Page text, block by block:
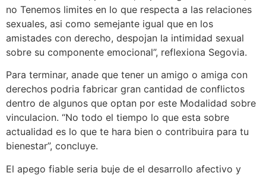
no Tenemos limites en lo que respecta a las relaciones
sexuales, asi­ como semejante igual que en los
amistades con derecho, despojan la intimidad sexual
sobre su componente emocional”, reflexiona Segovia.
Para terminar, anade que tener un amigo o amiga con
derechos podria fabricar gran cantidad de conflictos
dentro de algunos que optan por este Modalidad sobre
vinculacion. “No todo el tiempo lo que esta sobre
actualidad es lo que te hara bien o contribuira para tu
bienestar”, concluye.
El apego fiable seri­a buje de el desarrollo afectivo y